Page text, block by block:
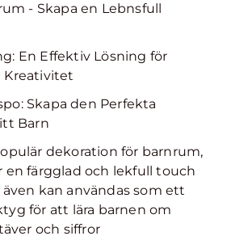
- Skapa en Lebnsfull
En Effektiv Lösning för
Kreativitet
Skapa den Perfekta
Barn
dekoration för barnrum,
en färgglad och lekfull touch
kan användas som ett
för att lära barnen om
och siffror